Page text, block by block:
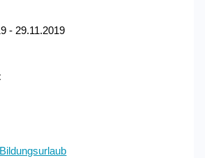
- 29.11.2019